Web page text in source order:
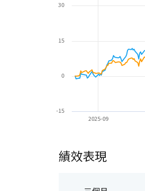
2025-09
-15
0
15
30
績效表現